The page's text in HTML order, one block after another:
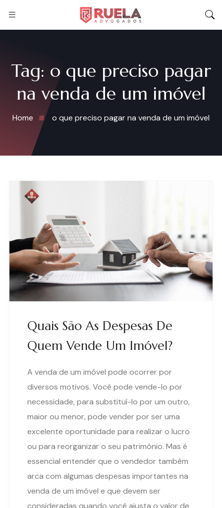
Tag: o que preciso pagar
na venda de um imóvel
Home o que preciso pagar na venda de um imóvel
Quais São As Despesas De
Quem Vende Um Imóvel?
A venda de um imóvel pode ocorrer por
diversos motivos. Você pode vende-lo por
necessidade, para substituí-lo por um outro,
maior ou menor, pode vender por ser uma
excelente oportunidade para realizar o lucro
ou para reorganizar o seu patrimônio. Mas é
essencial entender que o vendedor também
arca com algumas despesas importantes na
venda de um imóvel e que devem ser